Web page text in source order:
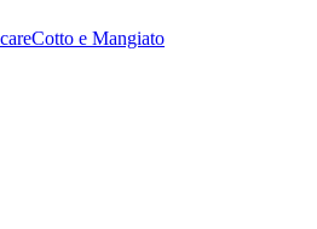
Cotto e Mangiato